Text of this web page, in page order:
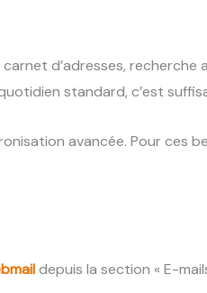
d’adresses, recherche
standard, c’est
avancée. Pour ces
depuis la section « E-